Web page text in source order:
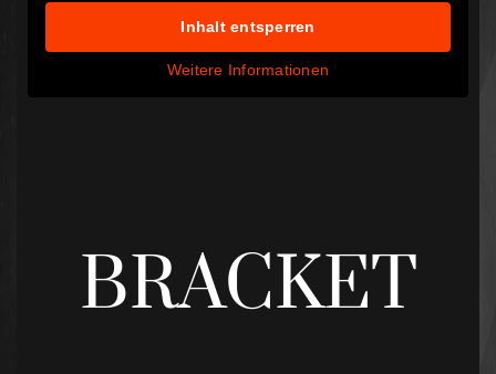
Inhalt entsperren
Weitere Informationen
BRACKET